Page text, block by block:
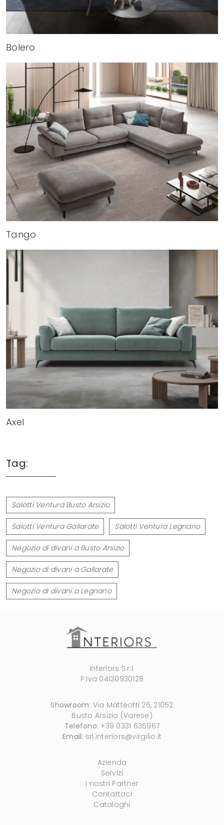
Bolero
Tango
Axel
Tag:
Salotti Ventura Busto Arsizio
Salotti Ventura Gallarate Salotti Ventura Legnano
Negozio di divani a Busto Arsizio
Negozio di divani a Gallarate
Negozio di divani a Legnano
Interiors S.r.l.
P.Iva 04130930128
Showroom: Via Matteotti 26, 21052
Busto Arsizio (Varese)
Telefono: +39 0331 635967
Email: srl.interiors@virgilio.it
Azienda
Servizi
I nostri Partner
Contattaci
Cataloghi